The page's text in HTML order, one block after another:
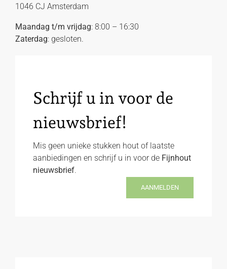
1046 CJ Amsterdam
Maandag t/m vrijdag: 8:00 – 16:30
Zaterdag: gesloten.
Schrijf u in voor de
nieuwsbrief!
Mis geen unieke stukken hout of laatste
aanbiedingen en schrijf u in voor de Fijnhout
nieuwsbrief.
AANMELDEN